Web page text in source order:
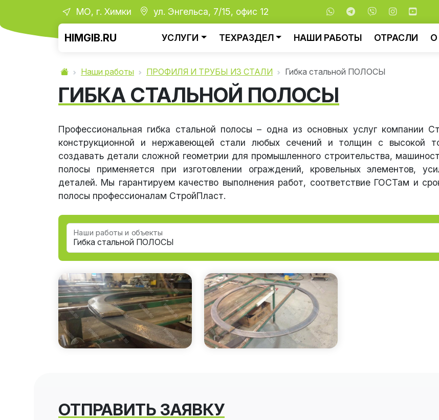
МО, г. Химки ул. Энгельса, 7/15, офис 12
HIMGIB.RU УСЛУГИ ТЕХРАЗДЕЛ НАШИ РАБОТЫ ОТРАСЛИ О
Наши работы ПРОФИЛЯ И ТРУБЫ ИЗ СТАЛИ Гибка стальной ПОЛОСЫ
ГИБКА СТАЛЬНОЙ ПОЛОСЫ
Профессиональная гибка стальной полосы – одна из основных услуг компании
конструкционной и нержавеющей стали любых сечений и толщин с высокой
создавать детали сложной геометрии для промышленного строительства,
полосы применяется при изготовлении ограждений, кровельных элементов,
деталей. Мы гарантируем качество выполнения работ, соответствие ГОСТам и
полосы профессионалам СтройПласт.
Наши работы и объекты
ОТПРАВИТЬ ЗАЯВКУ